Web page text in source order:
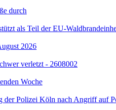
durch
als Teil der EU-
2026
verletzt - 2608002
Woche
Polizei Köln nach Angriff auf